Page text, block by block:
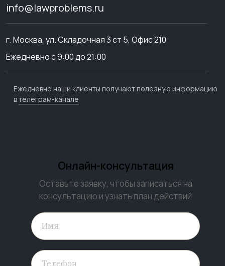
info@lawproblems.ru
г. Москва, ул. Складочная 3 ст 5, Офис 210
Ежедневно с 9:00 до 21:00
Ежедневно наши клиенты получают полезную информацию
втелеграм-канале
Онлайн-консультация
Оставьте заявку, чтобы записаться на
консультацию и узнать план действий